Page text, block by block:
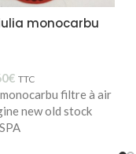
monocarbu
€ TTC
filtre à air
new old stock